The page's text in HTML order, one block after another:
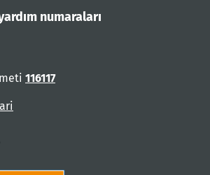
numaraları
116117